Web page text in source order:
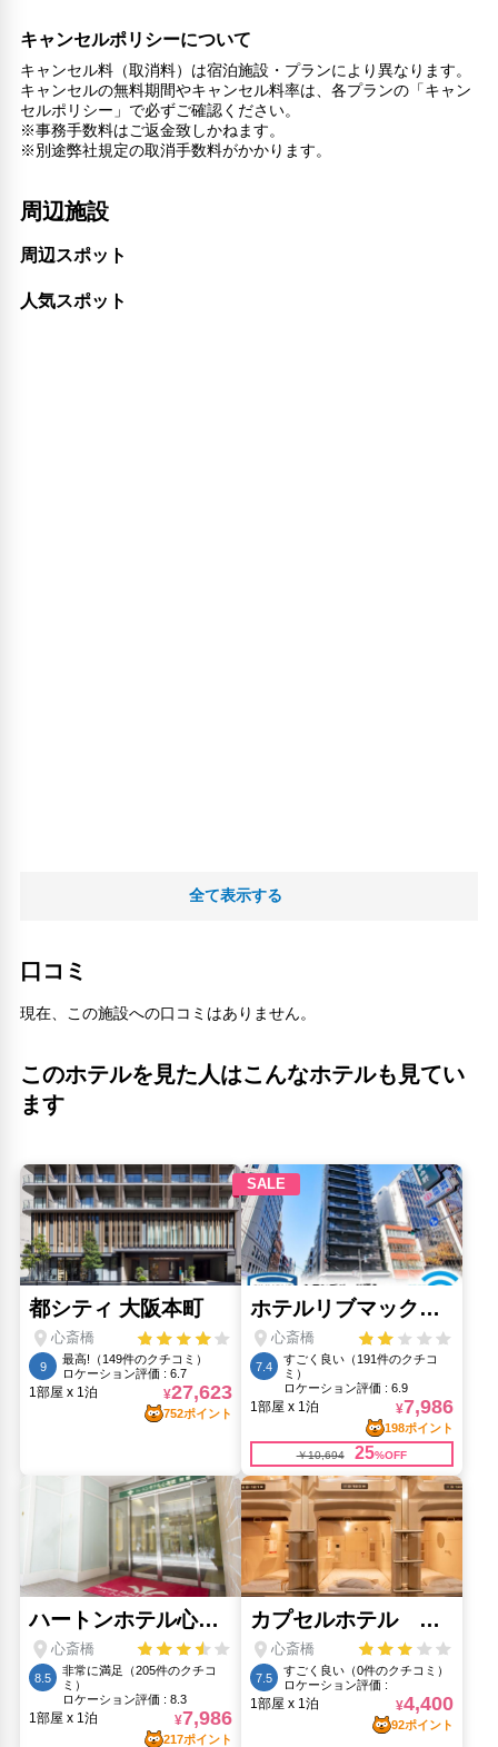
キャンセルポリシーについて
キャンセル料（取消料）は宿泊施設・プランにより異なります。
キャンセルの無料期間やキャンセル料率は、各プランの「キャン
セルポリシー」で必ずご確認ください。
※事務手数料はご返金致しかねます。
※別途弊社規定の取消手数料がかかります。
周辺施設
周辺スポット
人気スポット
全て表示する
口コミ
現在、この施設への口コミはありません。
このホテルを見た人はこんなホテルも見てい
ます